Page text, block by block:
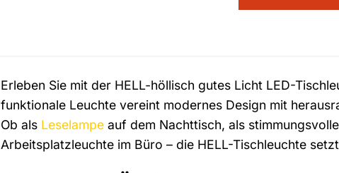
Erleben Sie mit der HELL-höllisch gutes Licht LED-
funktionale Leuchte vereint modernes Design mit
Ob als Leselampe auf dem Nachttisch, als
Arbeitsplatzleuchte im Büro – die HELL-Tischleuchte